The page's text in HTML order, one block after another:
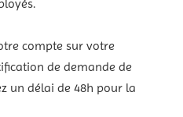
compte sur votre
de demande de
un délai de 48h pour la